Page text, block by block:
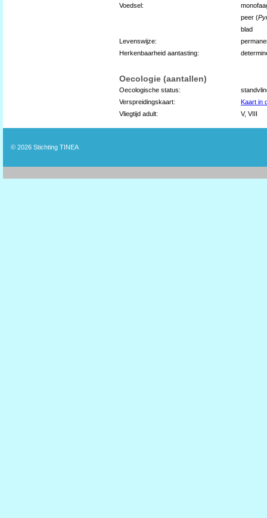
Voedsel:
peer (
blad
Levenswijze:
Herkenbaarheid aantasting:
Oecologie (aantallen)
Oecologische status:
Verspreidingskaart:
Kaart in
Vliegtijd adult:
V, VIII
© 2026 Stichting TINEA